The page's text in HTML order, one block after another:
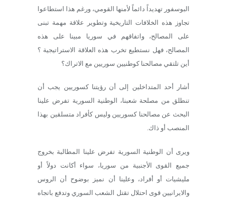
البوسفور تهديداً دائماً لأمنها القومي، ورغم هذا استطاعوا
تجاوز هذه الخلافات التاريخية وتطوير علاقة مهمة تبنى
على المصالح، واتفاقهم في سوريا مبينا على هذه
المصالح، فهل نستطيع تخرب هذه العلاقة الاستراتيجية ؟
أين تلتقي مصالحنا كوطنيين سوريين مع الاتراك؟
أشار أحد المتداخلين إلى أن رؤيتنا كسوريين يجب أن
تنطلق من مصلحة شعبنا، الوطنية السورية تفرض علينا
البحث عن مصالحنا كسوريين وليس كأفراد متسلقين بهذا
المنصب أو ذاك.
ويرى أن الوطنية السورية تفرض علينا المطالبة بخروج
جميع القوى الأجنبية من سوريا، سواء أكانت دولاً أو
مليشيات أو أفراد، وعلينا أن نميز بوضوح أن الروس
والايرانيين قوى احتلال تقتل الشعب السوري وتدفع باتجاه